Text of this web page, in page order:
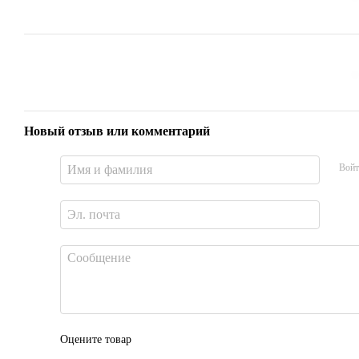
Новый отзыв или комментарий
Оцените товар